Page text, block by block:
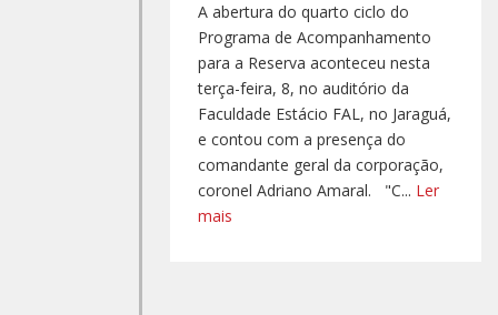
A abertura do quarto ciclo do
Programa de Acompanhamento
para a Reserva aconteceu nesta
terça-feira, 8, no auditório da
Faculdade Estácio FAL, no Jaraguá,
e contou com a presença do
comandante geral da corporação,
coronel Adriano Amaral. "C... Ler
mais